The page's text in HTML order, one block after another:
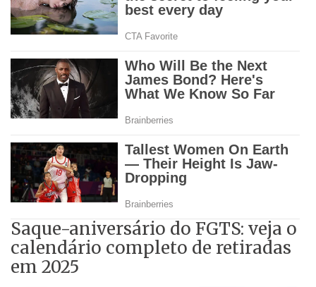
Saque-aniversário do FGTS: veja o
calendário completo de retiradas
em 2025